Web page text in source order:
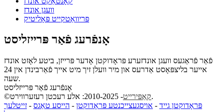
וועגן אונדז
פּריוואַטקייט פּאָליטיק
אָנפֿרעג פֿאַר פּרייזליסט
פֿאַר פֿראַגעס וועגן אונדזערע פּראָדוקטן אָדער פּרייזן, ביטע לאָזט אונדז
אייער בליצפּאָסט אַדרעס און מיר וועלן זיך מיט אייך פֿאַרבינדן אין 24
שעה.
אָנפֿרעג פֿאַר פּרייזליסט
©
קאַפּירייט- 2010-2025: אלע רעכטן רעזערווירט.
פּראָדוקטן גייד - אויסגעצייכנטע פּראָדוקטן - הייסע טאַגס - זייטלעך